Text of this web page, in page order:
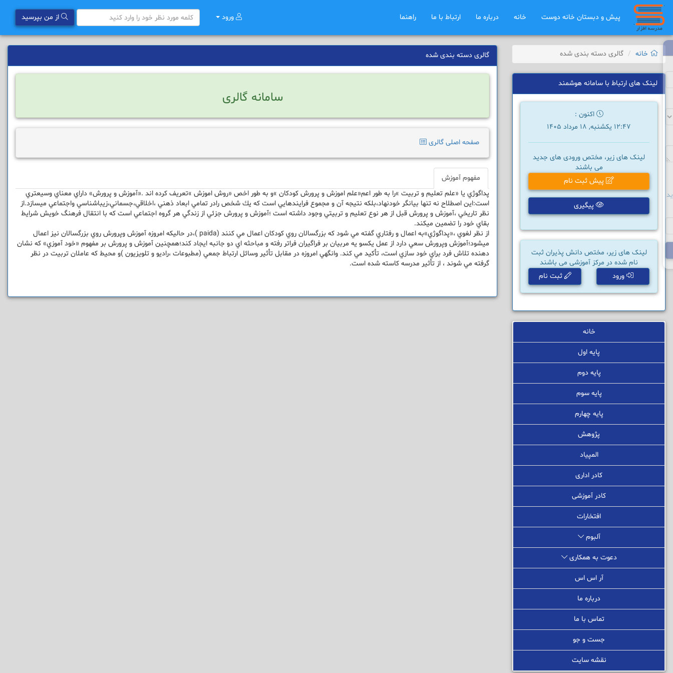
پیش و دبستان خانه دوست خانه درباره ما ارتباط با ما راهنما از من بپرسید ورود
گالری دسته بندی شده
سامانه گالری
صفحه اصلی گالری
مفهوم آموزش
پداگوژي يا «علم تعليم و تربيت »را به طور اعم«علم اموزش و پرورش كودكان »و به طور اخص «روش اموزش »تعريف كرده اند .«آموزش و پرورش» داراي معناي وسيعتري
است:اين اصطلاح نه تنها بيانگر خودنهاد،بلكه نتيجه آن و مجموع فرايندهايي است كه يك شخص رادر تمامي ابعاد ذهني ،اخلاقي،جسماني،زيباشناسي واجتماعي ميسازد.از
نظر تاريخي ،آموزش و پرورش قبل از هر نوع تعليم و تربيتي وجود داشته است ؛آموزش و پرورش جزئي از زندگي هر گروه اجتماعي است كه با انتقال فرهنگ خويش شرايط
بقاي خود را تضمين ميكند.
از نظر لغوي ،«پداگوژي»به اعمال و رفتاري گفته مي شود كه بزرگسالان روي كودكان اعمال مي كنند (paida )،در حاليكه امروزه آموزش وپرورش روي بزرگسالان نيز اعمال
ميشود؛آموزش وپرورش سعي دارد از عمل يكسو يه مربيان بر فراگيران فراتر رفته و مباحثه اي دو جانبه ايجاد كند؛همچنين آموزش و پرورش بر مفهوم «خود آموزي» كه نشان
دهنده تلاش فرد براي خود سازي است، تأكيد مي كند. وانگهي امروزه در مقابل تأثير وسائل ارتباط جمعي (مطبوعات ،راديو و تلويزيون )و محيط كه عاملان تربيت در نظر
گرفته مي شوند ، از تأثير مدرسه كاسته شده است.
خانه گالری دسته بندی شده
لینک های ارتباط با سامانه هوشمند
اکنون :
12:47 یکشنبه, 18 مرداد 1405
لینک های زیر، مختص ورودی های جدید
می باشند
پیش ثبت نام
پیگیری
لینک های زیر، مختص دانش پذیران ثبت
نام شده در مرکز آموزشی می باشند
ورود
ثبت نام
خانه
پایه اول
پایه دوم
پایه سوم
پایه چهارم
پژوهش
المپیاد
کادر اداری
کادر آموزشی
افتخارات
آلبوم
دعوت به همکاری
آر اس اس
درباره ما
تماس با ما
جست و جو
نقشه سایت